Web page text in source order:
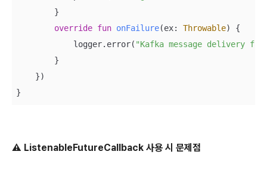
        }
override fun onFailure(ex: Throwable)
{
            logger.error(
"Kafka message delivery
        }
    })
}
⚠️ ListenableFutureCallback 사용 시 문제점